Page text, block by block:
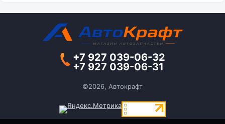
+7 927 039-06-32
+7 927 039-06-31
©2026, Автокрафт